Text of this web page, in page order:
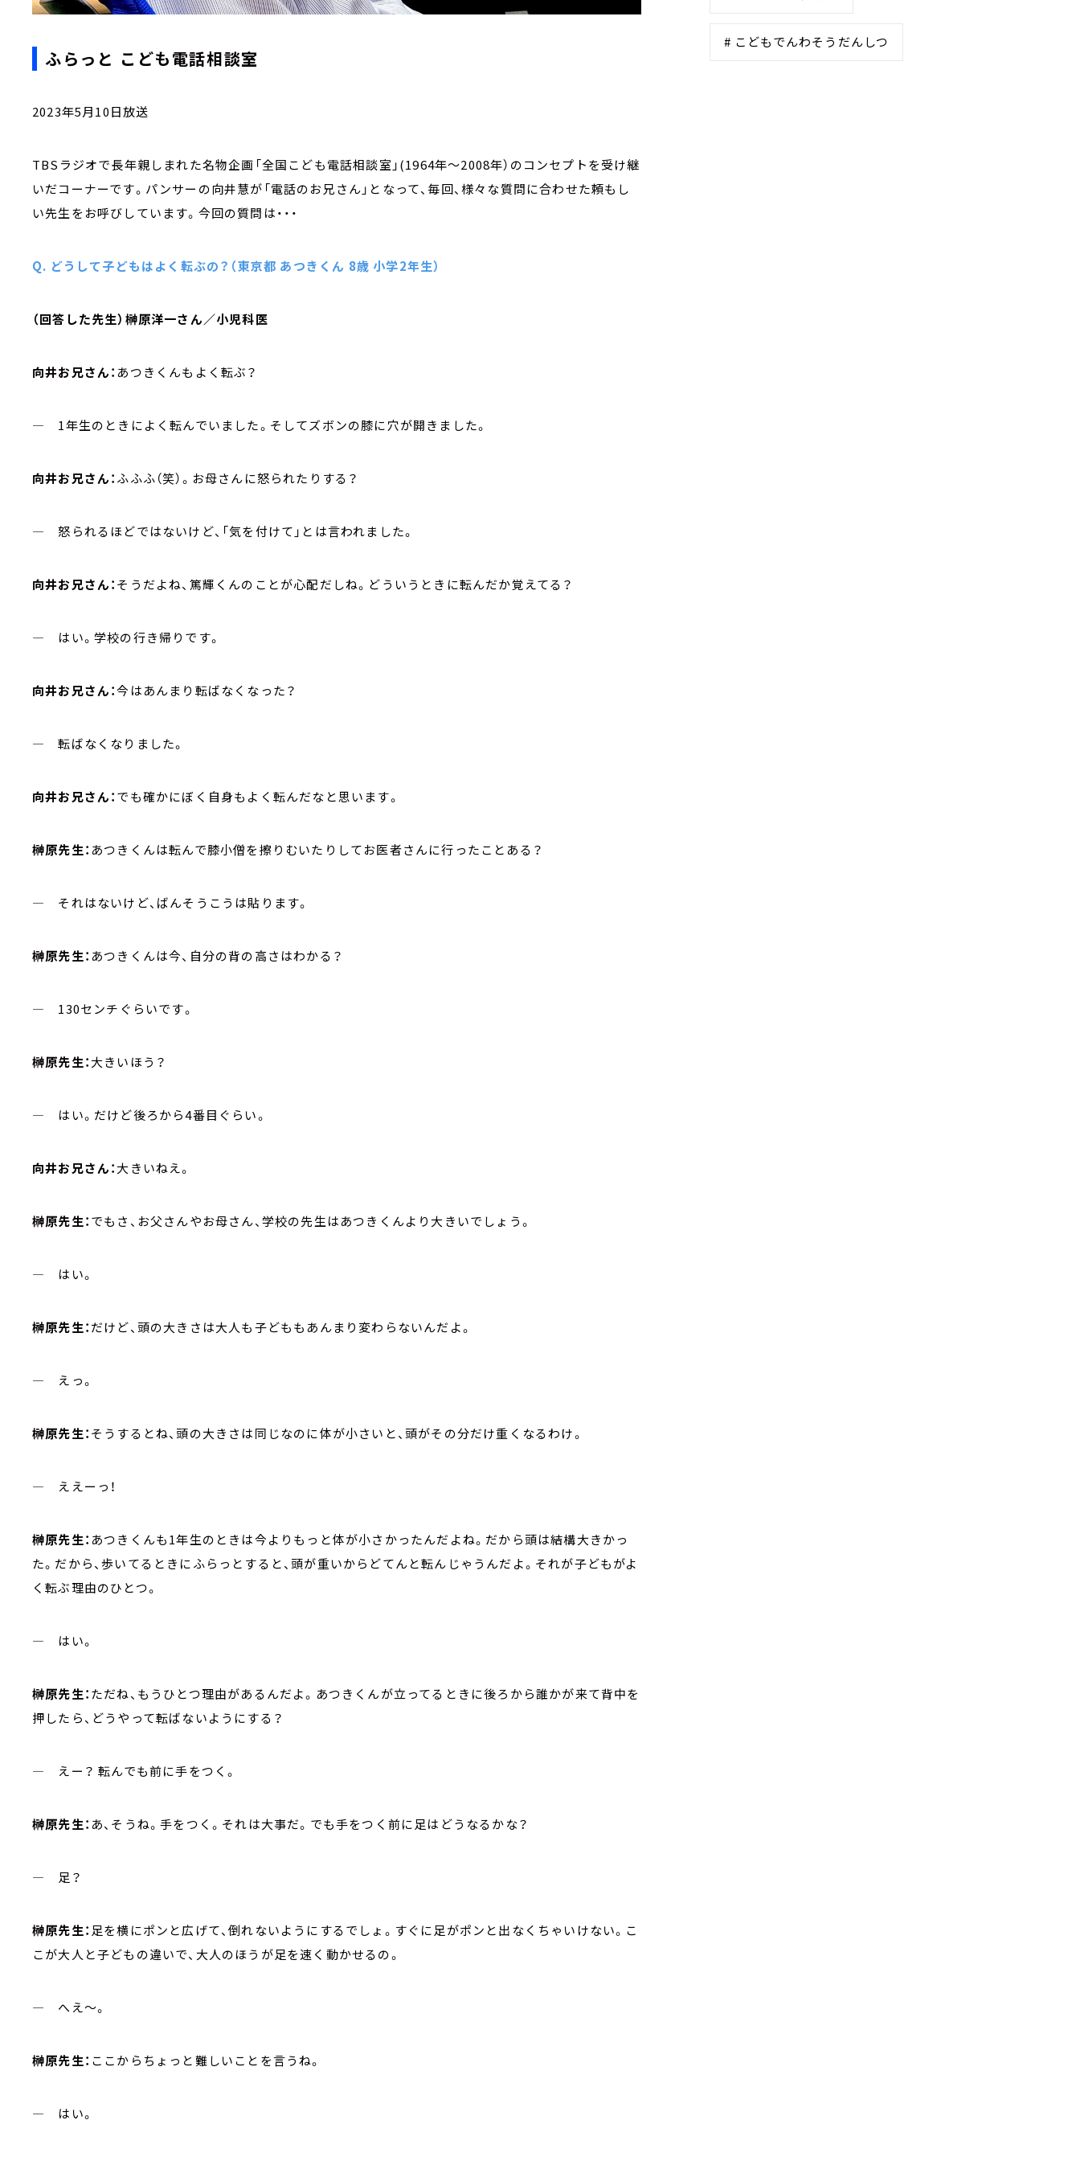
ふらっと こども電話相談室
2023年5月10日放送
TBSラジオで長年親しまれた名物企画「全国こども電話相談室」(1964年～2008年）のコンセプトを受け継
いだコーナーです。パンサーの向井慧が「電話のお兄さん」となって、毎回、様々な質問に合わせた頼もし
い先生をお呼びしています。今回の質問は・・・
Q. どうして子どもはよく転ぶの？（東京都 あつきくん 8歳 小学2年生）
（回答した先生）榊原洋一さん／小児科医
向井お兄さん： あつきくんもよく転ぶ？
― 1年生のときによく転んでいました。そしてズボンの膝に穴が開きました。
向井お兄さん：ふふふ（笑）。お母さんに怒られたりする？
― 怒られるほどではないけど、「気を付けて」とは言われました。
向井お兄さん：そうだよね、篤輝くんのことが心配だしね。どういうときに転んだか覚えてる？
― はい。学校の行き帰りです。
向井お兄さん：今はあんまり転ばなくなった？
― 転ばなくなりました。
向井お兄さん：でも確かにぼく自身もよく転んだなと思います。
榊原先生： あつきくんは転んで膝小僧を擦りむいたりしてお医者さんに行ったことある？
― それはないけど、ばんそうこうは貼ります。
榊原先生： あつきくんは今、自分の背の高さはわかる？
― 130センチぐらいです。
榊原先生：大きいほう？
― はい。だけど後ろから4番目ぐらい。
向井お兄さん：大きいねえ。
榊原先生：でもさ、お父さんやお母さん、学校の先生はあつきくんより大きいでしょう。
― はい。
榊原先生：だけど、頭の大きさは大人も子どももあんまり変わらないんだよ。
― えっ。
榊原先生：そうするとね、頭の大きさは同じなのに体が小さいと、頭がその分だけ重くなるわけ。
― ええーっ！
榊原先生： あつきくんも1年生のときは今よりもっと体が小さかったんだよね。だから頭は結構大きかっ
た。だから、歩いてるときにふらっとすると、頭が重いからどてんと転んじゃうんだよ。それが子どもがよ
く転ぶ理由のひとつ。
― はい。
榊原先生：ただね、もうひとつ理由があるんだよ。あつきくんが立ってるときに後ろから誰かが来て背中を
押したら、どうやって転ばないようにする？
― えー？ 転んでも前に手をつく。
榊原先生： あ、そうね。手をつく。それは大事だ。でも手をつく前に足はどうなるかな？
― 足？
榊原先生： 足を横にポンと広げて、倒れないようにするでしょ。すぐに足がポンと出なくちゃいけない。こ
こが大人と子どもの違いで、大人のほうが足を速く動かせるの。
― へえ～。
榊原先生： ここからちょっと難しいことを言うね。
― はい。
# こどもでんわそうだんしつ